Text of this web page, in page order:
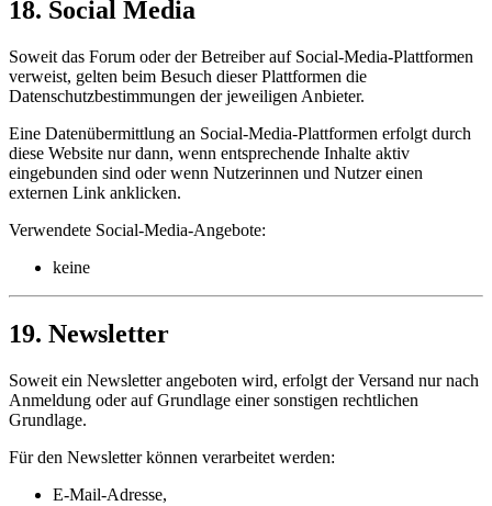
18. Social Media
Soweit das Forum oder der Betreiber auf Social-Media-Plattformen
verweist, gelten beim Besuch dieser Plattformen die
Datenschutzbestimmungen der jeweiligen Anbieter.
Eine Datenübermittlung an Social-Media-Plattformen erfolgt durch
diese Website nur dann, wenn entsprechende Inhalte aktiv
eingebunden sind oder wenn Nutzerinnen und Nutzer einen
externen Link anklicken.
Verwendete Social-Media-Angebote:
keine
19. Newsletter
Soweit ein Newsletter angeboten wird, erfolgt der Versand nur nach
Anmeldung oder auf Grundlage einer sonstigen rechtlichen
Grundlage.
Für den Newsletter können verarbeitet werden:
E-Mail-Adresse,